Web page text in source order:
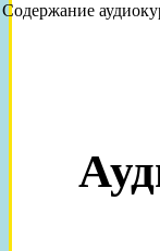
Содержание